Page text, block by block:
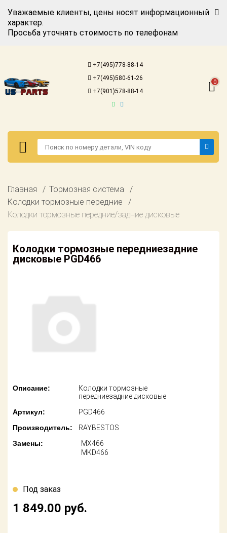
Уважаемые клиенты, цены носят информационный
характер.
Просьба уточнять стоимость по телефонам
+7(495)778-88-14
+7(495)580-61-26
+7(901)578-88-14
0
Авторизация
американских
автомобилей
запросу
техобслуживание
Оплата
Возврат
Регистрация
американских
Онлайн каталоги
Доставка
Оплата
Возврат
сотрудничество
Акции
Главная
Тормозная система
Колодки тормозные передние
Колодки тормозные передние/задние дисковые
Колодки тормозные передниезадние
дисковые PGD466
Описание:
Колодки тормозные
передниезадние дисковые
Артикул:
PGD466
Производитель:
RAYBESTOS
Замены:
MX466
MKD466
Под заказ
1 849.00 руб.